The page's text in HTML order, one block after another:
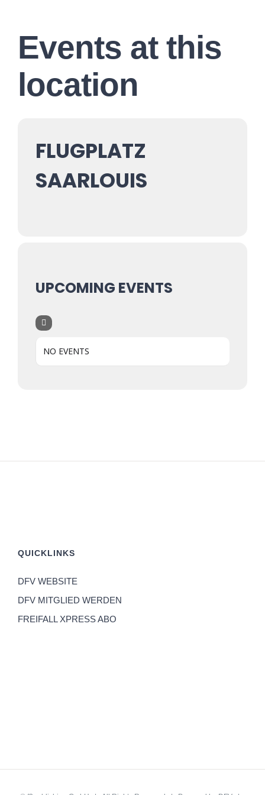
Events at this
location
FLUGPLATZ
SAARLOUIS
UPCOMING EVENTS
NO EVENTS
QUICKLINKS
DFV WEBSITE
DFV MITGLIED WERDEN
FREIFALL XPRESS ABO